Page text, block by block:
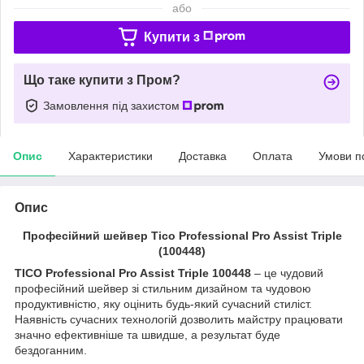
або
Купити з
Що таке купити з Пром?
Замовлення під захистом
Опис Характеристики Доставка Оплата Умови
Опис
Професійний шейвер Tico Professional Pro Assist Triple
(100448)
TICO Professional Pro Assist Triple 100448 – це чудовий
професійний шейвер зі стильним дизайном та чудовою
продуктивністю, яку оцінить будь-який сучасний стиліст.
Наявність сучасних технологій дозволить майстру працювати
значно ефективніше та швидше, а результат буде
бездоганним.